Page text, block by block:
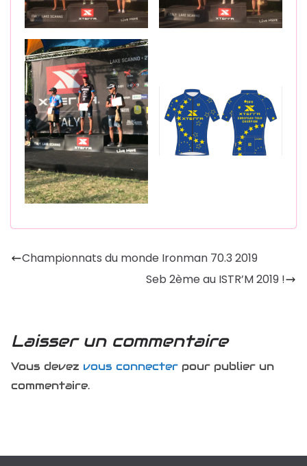
Championnats du monde Ironman 70.3 2019
Seb 2ème au ISTR’M 2019 !
Laisser un commentaire
Vous devez vous connecter pour publier un
commentaire.